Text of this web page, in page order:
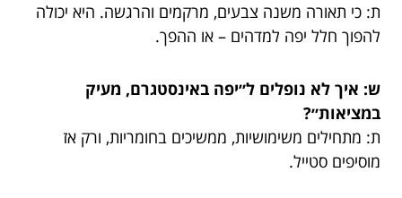
ת: כי תאורה משנה צבעים, מרקמים והרגשה. היא יכולה
להפוך חלל יפה למדהים – או ההפך.
ש: איך לא נופלים ל״יפה באינסטגרם, מעיק
במציאות״?
ת: מתחילים משימושיות, ממשיכים בחומריות, ורק אז
מוסיפים סטייל.